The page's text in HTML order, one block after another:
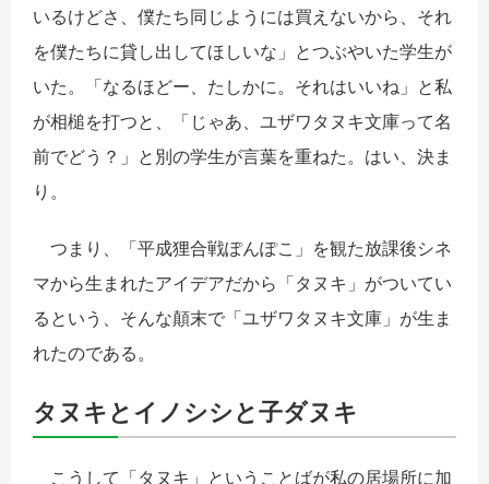
いるけどさ、僕たち同じようには買えないから、それ
を僕たちに貸し出してほしいな」とつぶやいた学生が
いた。「なるほどー、たしかに。それはいいね」と私
が相槌を打つと、「じゃあ、ユザワタヌキ文庫って名
前でどう？」と別の学生が言葉を重ねた。はい、決ま
り。
つまり、「平成狸合戦ぽんぽこ」を観た放課後シネ
マから生まれたアイデアだから「タヌキ」がついてい
るという、そんな顛末で「ユザワタヌキ文庫」が生ま
れたのである。
タヌキとイノシシと子ダヌキ
こうして「タヌキ」ということばが私の居場所に加